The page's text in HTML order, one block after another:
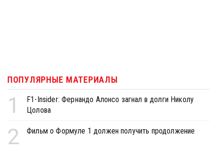
ПОПУЛЯРНЫЕ МАТЕРИАЛЫ
1
F1-Insider: Фернандо Алонсо загнал в долги Николу
Цолова
2 Фильм о Формуле 1 должен получить продолжение